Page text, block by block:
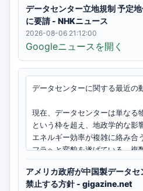
データセンター立地規制 予定
に要請 - NHKニュース
2026-08-06 21:12:00
Googleニュースを開く
アメリカ政府が中国製データ
禁止する方針 - gigazine.net